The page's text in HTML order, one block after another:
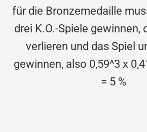
für die Bronzemedaille
drei K.O.-Spiele gewinnen,
verlieren und das Spiel
gewinnen, also 0,59^3 x
= 5 %